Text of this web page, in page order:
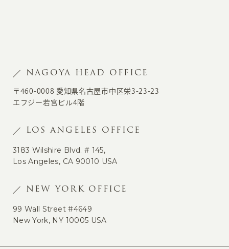
NAGOYA HEAD OFFICE
〒460-0008 愛知県名古屋市中区栄3-23-23
エフジー若宮ビル4階
LOS ANGELES OFFICE
3183 Wilshire Blvd. # 145,
Los Angeles, CA 90010 USA
NEW YORK OFFICE
99 Wall Street #4649
New York, NY 10005 USA